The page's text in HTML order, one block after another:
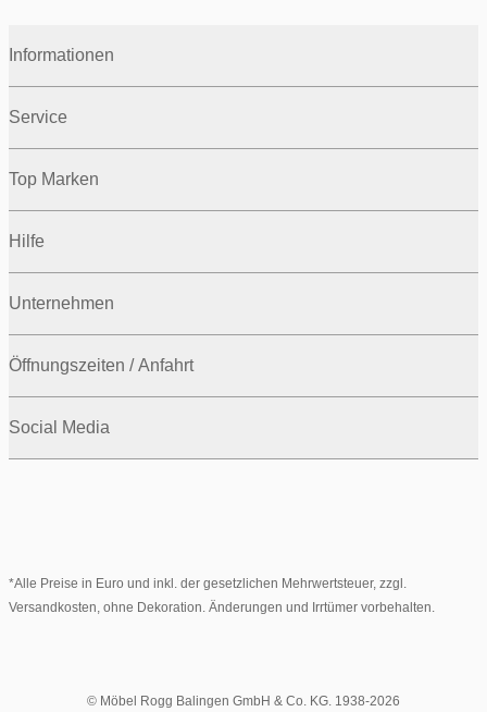
Informationen
Service
Top Marken
Hilfe
Unternehmen
Öffnungszeiten / Anfahrt
Social Media
*Alle Preise in Euro und inkl. der gesetzlichen Mehrwertsteuer, zzgl.
Versandkosten, ohne Dekoration. Änderungen und Irrtümer vorbehalten.
© Möbel Rogg Balingen GmbH & Co. KG. 1938-2026